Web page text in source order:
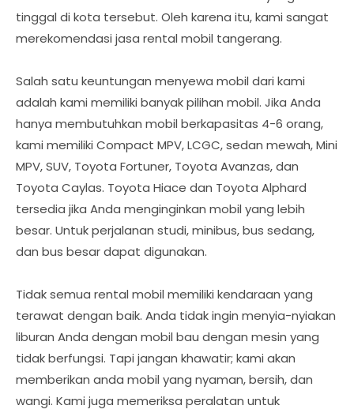
tinggal di kota tersebut. Oleh karena itu, kami sangat
merekomendasi jasa rental mobil tangerang.
Salah satu keuntungan menyewa mobil dari kami
adalah kami memiliki banyak pilihan mobil. Jika Anda
hanya membutuhkan mobil berkapasitas 4-6 orang,
kami memiliki Compact MPV, LCGC, sedan mewah, Mini
MPV, SUV, Toyota Fortuner, Toyota Avanzas, dan
Toyota Caylas. Toyota Hiace dan Toyota Alphard
tersedia jika Anda menginginkan mobil yang lebih
besar. Untuk perjalanan studi, minibus, bus sedang,
dan bus besar dapat digunakan.
Tidak semua rental mobil memiliki kendaraan yang
terawat dengan baik. Anda tidak ingin menyia-nyiakan
liburan Anda dengan mobil bau dengan mesin yang
tidak berfungsi. Tapi jangan khawatir; kami akan
memberikan anda mobil yang nyaman, bersih, dan
wangi. Kami juga memeriksa peralatan untuk